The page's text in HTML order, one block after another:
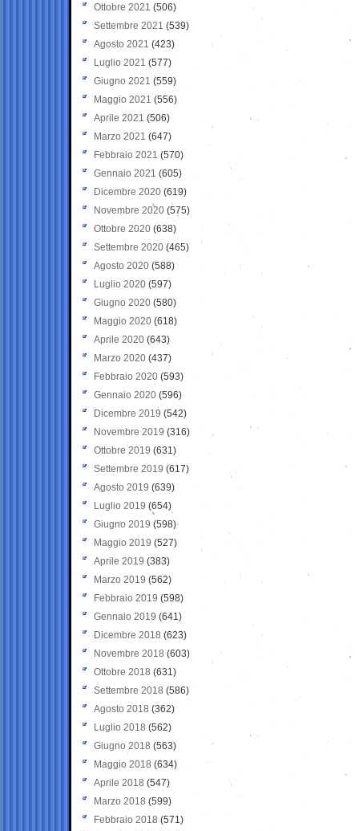
Ottobre 2021 (506)
Settembre 2021 (539)
Agosto 2021 (423)
Luglio 2021 (577)
Giugno 2021(559)
Maggio 2021 (556)
Aprile 2021 (506)
Marzo 2021 (647)
Febbraio 2021 (570)
Gennaio 2021 (605)
Dicembre 2020 (619)
Novembre 2020 (575)
Ottobre 2020 (638)
Settembre 2020(465)
Agosto 2020 (588)
Luglio 2020 (597)
Giugno 2020 (580)
Maggio 2020 (618)
Aprile 2020 (643)
Marzo 2020 (437)
Febbraio 2020 (593)
Gennaio 2020 (596)
Dicembre 2019 (542)
Novembre 2019 (316)
Ottobre 2019 (631)
Settembre 2019 (617)
Agosto 2019 (639)
Luglio 2019 (654)
Giugno 2019 (598)
Maggio 2019 (527)
Aprile 2019 (383)
Marzo 2019 (562)
Febbraio 2019 (598)
Gennaio 2019 (641)
Dicembre 2018 (623)
Novembre 2018 (603)
Ottobre 2018 (631)
Settembre 2018 (586)
Agosto 2018 (362)
Luglio 2018 (562)
Giugno 2018 (563)
Maggio 2018 (634)
Aprile 2018 (547)
Marzo 2018 (599)
Febbraio 2018 (571)